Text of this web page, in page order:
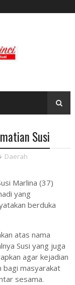
Susi
Daerah
Marlina (37)
yang
berduka
atas nama
Susi yang juga
agar kejadian
bagi masyarakat
sesama.